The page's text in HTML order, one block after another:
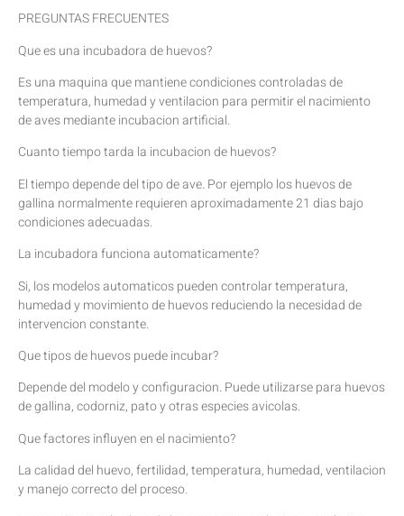
PREGUNTAS FRECUENTES
Que es una incubadora de huevos?
Es una maquina que mantiene condiciones controladas de
temperatura, humedad y ventilacion para permitir el nacimiento
de aves mediante incubacion artificial.
Cuanto tiempo tarda la incubacion de huevos?
El tiempo depende del tipo de ave. Por ejemplo los huevos de
gallina normalmente requieren aproximadamente 21 dias bajo
condiciones adecuadas.
La incubadora funciona automaticamente?
Si, los modelos automaticos pueden controlar temperatura,
humedad y movimiento de huevos reduciendo la necesidad de
intervencion constante.
Que tipos de huevos puede incubar?
Depende del modelo y configuracion. Puede utilizarse para huevos
de gallina, codorniz, pato y otras especies avicolas.
Que factores influyen en el nacimiento?
La calidad del huevo, fertilidad, temperatura, humedad, ventilacion
y manejo correcto del proceso.